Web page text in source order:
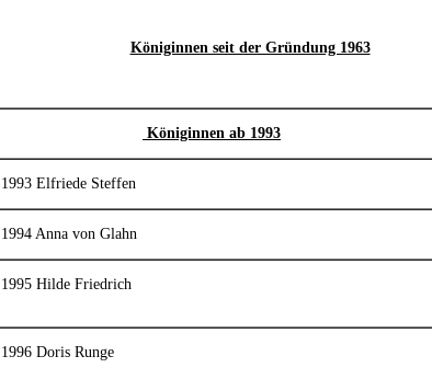
Königinnen seit der Gründung 1963
Königinnen ab 1993
1993 Elfriede Steffen
1994 Anna von Glahn
1995 Hilde Friedrich
1996 Doris Runge